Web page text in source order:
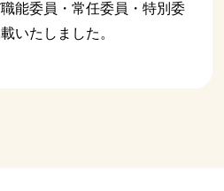
能委員・常任委員・特別委
いたしました。